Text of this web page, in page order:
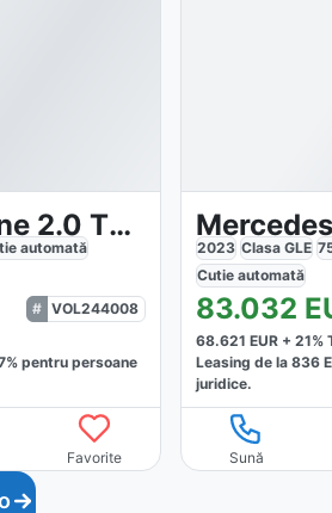
Volkswagen Tiguan R-Line 2.0 TSI 4Motion
automată
VOL244008
% pentru persoane
Favorite
2023 Clasa GLE
Cutie automată
83.032
68.621 EUR + 21%
Leasing de la 836
juridice.
Sună